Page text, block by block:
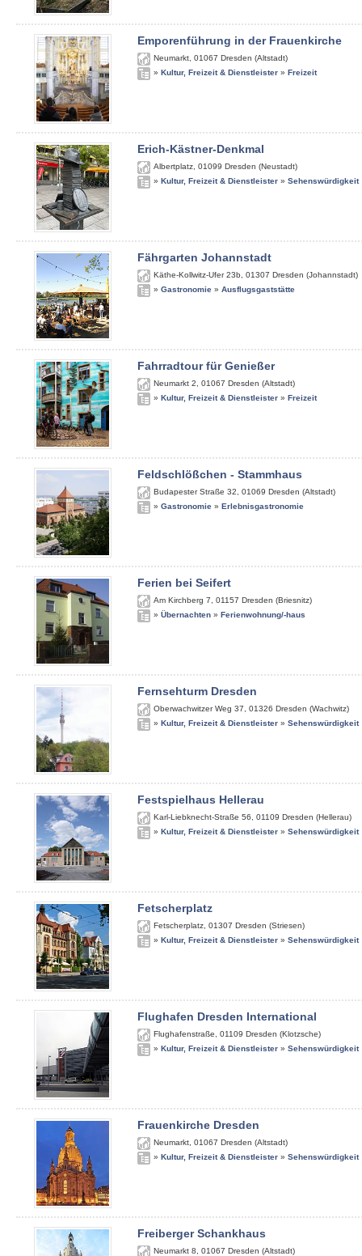
Emporenführung in der Frauenkirche
Neumarkt 01067 Dresden (Altstadt)
» Kultur, Freizeit & Dienstleister » Freizeit
Erich-Kästner-Denkmal
Albertplatz 01099 Dresden (Neustadt)
» Kultur, Freizeit & Dienstleister » Sehenswürdigkeit
Fährgarten Johannstadt
Käthe-Kollwitz-Ufer 23b 01307 Dresden (Johannstadt)
» Gastronomie » Ausflugsgaststätte
Fahrradtour für Genießer
Neumarkt 2 01067 Dresden (Altstadt)
» Kultur, Freizeit & Dienstleister » Freizeit
Feldschlößchen - Stammhaus
Budapester Straße 32 01069 Dresden (Altstadt)
» Gastronomie » Erlebnisgastronomie
Ferien bei Seifert
Am Kirchberg 7 01157 Dresden (Briesnitz)
» Übernachten » Ferienwohnung/-haus
Fernsehturm Dresden
Oberwachwitzer Weg 37 01326 Dresden (Wachwitz)
» Kultur, Freizeit & Dienstleister » Sehenswürdigkeit
Festspielhaus Hellerau
Karl-Liebknecht-Straße 56 01109 Dresden (Hellerau)
» Kultur, Freizeit & Dienstleister » Sehenswürdigkeit
Fetscherplatz
Fetscherplatz 01307 Dresden (Striesen)
» Kultur, Freizeit & Dienstleister » Sehenswürdigkeit
Flughafen Dresden International
Flughafenstraße 01109 Dresden (Klotzsche)
» Kultur, Freizeit & Dienstleister » Sehenswürdigkeit
Frauenkirche Dresden
Neumarkt 01067 Dresden (Altstadt)
» Kultur, Freizeit & Dienstleister » Sehenswürdigkeit
Freiberger Schankhaus
Neumarkt 8 01067 Dresden (Altstadt)